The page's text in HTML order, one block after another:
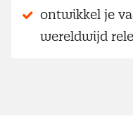
ontwikkel je
wereldwijd